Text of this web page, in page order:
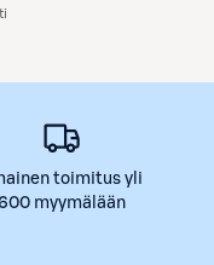
toimitus yli
myymälään